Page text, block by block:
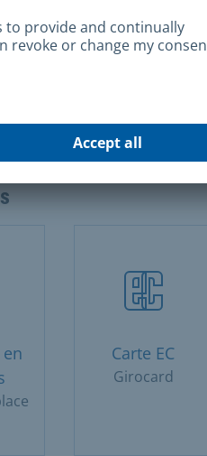
est inclus dans les
(en fonction de la
Carte EC
Girocard